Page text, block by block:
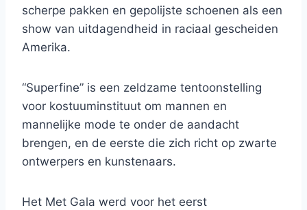
scherpe pakken en gepolijste schoenen als een
show van uitdagendheid in raciaal gescheiden
Amerika.
“Superfine” is een zeldzame tentoonstelling
voor kostuuminstituut om mannen en
mannelijke mode te onder de aandacht
brengen, en de eerste die zich richt op zwarte
ontwerpers en kunstenaars.
Het Met Gala werd voor het eerst